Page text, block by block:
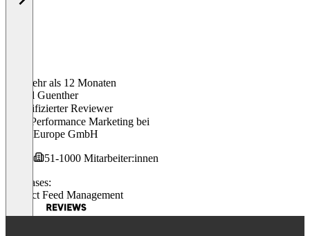
Vor mehr als 12 Monaten
Daniel Guenther
Verifizierter Reviewer
Lead Performance Marketing bei
Casio Europe GmbH
51-1000 Mitarbeiter:innen
Use cases:
Product Feed Management